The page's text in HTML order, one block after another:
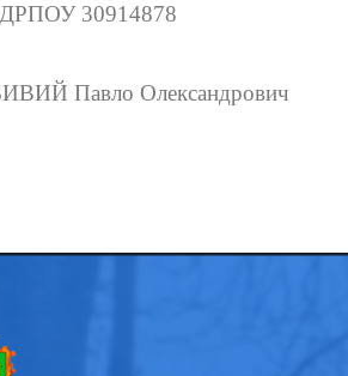
30914878
Павло Олександрович